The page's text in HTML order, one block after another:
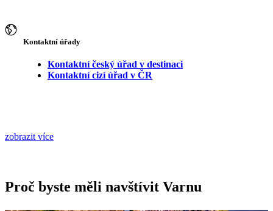
Kontaktní úřady
Kontaktní český úřad v destinaci
Kontaktní cizí úřad v ČR
zobrazit více
Proč byste měli navštívit Varnu